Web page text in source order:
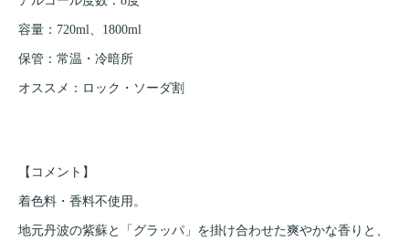
容量：720ml、1800ml
保管：常温・冷暗所
オススメ：ロック・ソーダ割
【コメント】
着色料・香料不使用。
地元丹波の紫蘇と「グラッパ」を掛け合わせた爽やかな香りと、